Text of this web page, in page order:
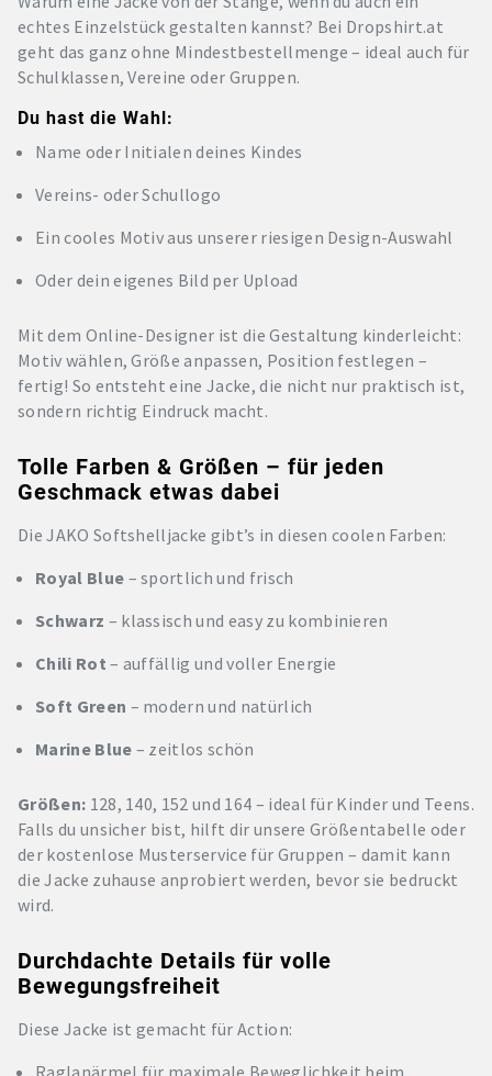
echtes Einzelstück gestalten kannst? Bei Dropshirt.at
geht das ganz ohne Mindestbestellmenge – ideal auch für
Schulklassen, Vereine oder Gruppen.
Du hast die Wahl:
Name oder Initialen deines Kindes
Vereins- oder Schullogo
Ein cooles Motiv aus unserer riesigen Design-Auswahl
Oder dein eigenes Bild per Upload
Mit dem Online-Designer ist die Gestaltung kinderleicht:
Motiv wählen, Größe anpassen, Position festlegen –
fertig! So entsteht eine Jacke, die nicht nur praktisch ist,
sondern richtig Eindruck macht.
Tolle Farben & Größen – für jeden
Geschmack etwas dabei
Die JAKO Softshelljacke gibt’s in diesen coolen Farben:
Royal Blue – sportlich und frisch
Schwarz – klassisch und easy zu kombinieren
Chili Rot – auffällig und voller Energie
Soft Green – modern und natürlich
Marine Blue – zeitlos schön
Größen: 128, 140, 152 und 164 – ideal für Kinder und Teens.
Falls du unsicher bist, hilft dir unsere Größentabelle oder
der kostenlose Musterservice für Gruppen – damit kann
die Jacke zuhause anprobiert werden, bevor sie bedruckt
wird.
Durchdachte Details für volle
Bewegungsfreiheit
Diese Jacke ist gemacht für Action:
Raglanärmel für maximale Beweglichkeit beim